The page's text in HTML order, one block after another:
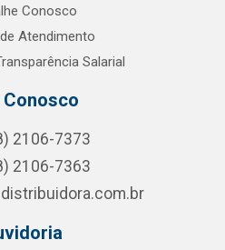
Conosco
Atendimento
Salarial
Conosco
2106-7373
2106-7363